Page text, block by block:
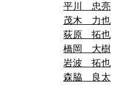
平川 忠亮
茂木 力也
荻原 拓也
橋岡 大樹
岩波 拓也
森脇 良太